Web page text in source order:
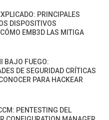
PRINCIPALES
DISPOSITIVOS
CÓMO EMB3D LAS MITIGA
BAJO FUEGO:
DE SEGURIDAD CRÍTICAS
PARA HACKEAR
PENTESTING DEL